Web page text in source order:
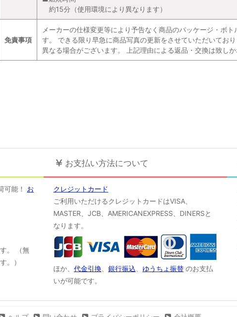
約15分（使用環境により異なります）
免責事項
メーカーの仕様変更等により予告なく商品のパッケージ・ボ
す。 できる限り早急に商品写真の更新をさせていただいてお
異なる場合がございます。 上記理由による返品・交換は致しか
可能！ お
。 （無
。）
お支払い方法について
クレジットカード
ご利用いただけるクレジットカードはVISA、
MASTER、JCB、AMERICANEXPRESS、DINERSと
なります。
ほか、 代金引換 銀行振込 ゆうちょ振替 のお支払
いが可能です。